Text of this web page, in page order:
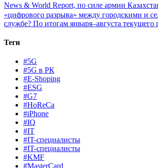
News & World Report, по силе армии
«цифрового разрыва» между городскими и
службе? По итогам января–августа
Теги
#5G
#5G в РК
#E-Shoping
#ESG
#G7
#HoReCa
#iPhone
#IQ
#IT
#IT-специалисты
#IT-специалисты
#KMF
#MasterCard